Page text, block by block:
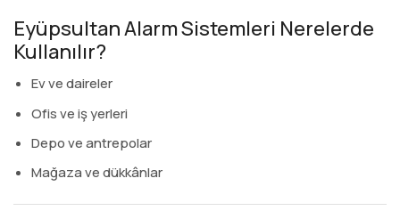
Eyüpsultan Alarm Sistemleri Nerelerde
Kullanılır?
Ev ve daireler
Ofis ve iş yerleri
Depo ve antrepolar
Mağaza ve dükkânlar